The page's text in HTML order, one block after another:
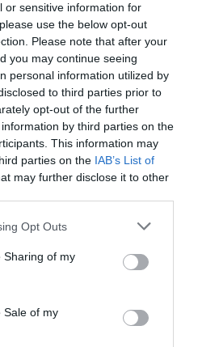
or sensitive information for
use the below opt-out
Please note that after your
you may continue seeing
personal information utilized by
to third parties prior to
opt-out of the further
by third parties on the
This information may
parties on the IAB’s List of
may further disclose it to other
app uses one or more Google
behaviour. You may click to
and its third-party tags to
purposes in below Google
Opt Outs
Sharing of my
Sale of my